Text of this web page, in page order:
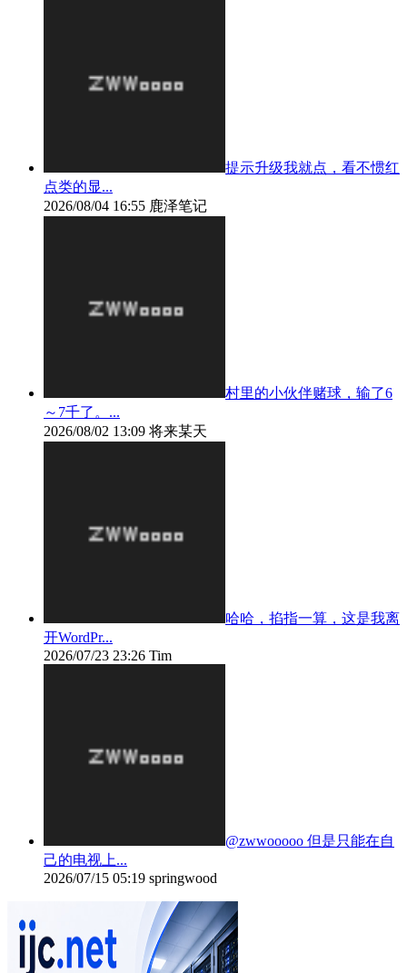
提示升级我就点，看不惯红
点类的显...
2026/08/04 16:55 鹿泽笔记
村里的小伙伴赌球，输了6
～7千了。...
2026/08/02 13:09 将来某天
哈哈，掐指一算，这是我离
开WordPr...
2026/07/23 23:26 Tim
@zwwooooo 但是只能在自
己的电视上...
2026/07/15 05:19 springwood